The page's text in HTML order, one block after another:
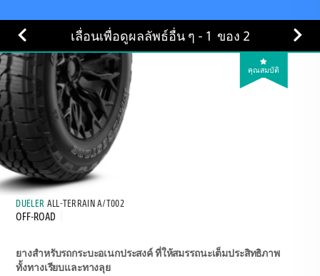
เลื่อนเพื่อดูผลลัพธ์อื่น ๆ - 1 ของ 2
คุณสมบัติ
DUELER ALL-TERRAIN A/T002
OFF-ROAD
ยางสำหรับรถกระบะอเนกประสงค์ ที่ให้สมรรถนะเต็มประสิทธิภาพ
ทั้งทางเรียบและทางลุย